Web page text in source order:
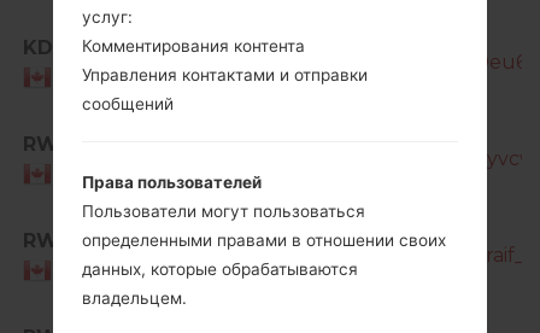
KDO
Canada
RWC
Canada
RWC
Canada
услуг:
Комментирования контента
Управления контактами и отправки
сообщений
Права пользователей
Пользователи могут пользоваться
определенными правами в отношении своих
данных, которые обрабатываются
владельцем.